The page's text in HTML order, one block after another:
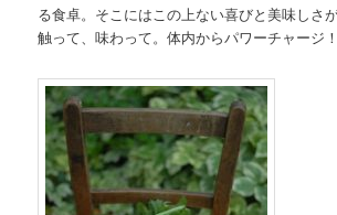
る食卓。そこにはこの上ない喜びと美味しさ
触って、味わって。体内からパワーチャージ！